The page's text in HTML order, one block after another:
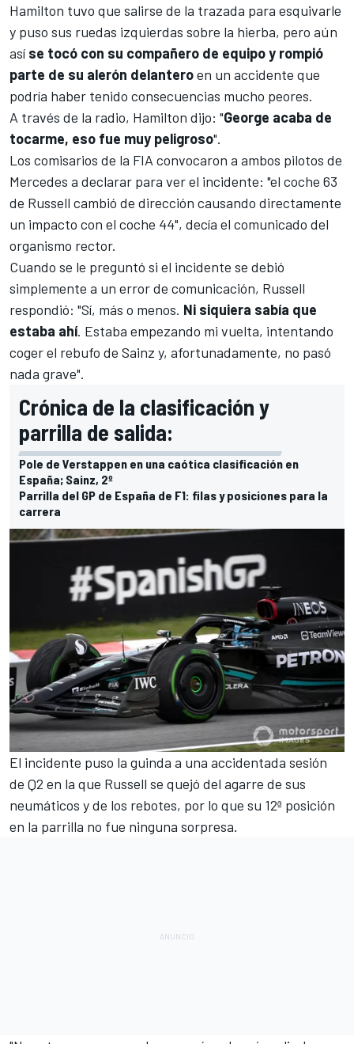
Hamilton tuvo que salirse de la trazada para esquivarle
y puso sus ruedas izquierdas sobre la hierba, pero aún
así se tocó con su compañero de equipo y rompió
parte de su alerón delanteroen un accidente que
podría haber tenido consecuencias mucho peores.
A través de la radio, Hamilton dijo: "George acaba de
tocarme, eso fue muy peligroso".
Los comisarios de la FIA convocaron a ambos pilotos de
Mercedes a declarar para ver el incidente: "el coche 63
de Russell cambió de dirección causando directamente
un impacto con el coche 44", decía el comunicado del
organismo rector.
Cuando se le preguntó si el incidente se debió
simplemente a un error de comunicación, Russell
respondió: "Sí, más o menos. Ni siquiera sabía que
estaba ahí. Estaba empezando mi vuelta, intentando
coger el rebufo de Sainz y, afortunadamente, no pasó
nada grave".
Crónica de la clasificación y
parrilla de salida:
Pole de Verstappen en una caótica clasificación en
España; Sainz, 2º
Parrilla del GP de España de F1: filas y posiciones para la
carrera
El incidente puso la guinda a una accidentada sesión
de Q2 en la que Russell se quejó del agarre de sus
neumáticos y de los rebotes, por lo que su 12ª posición
en la parrilla no fue ninguna sorpresa.